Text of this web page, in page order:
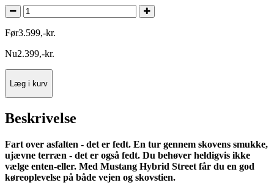
Før3.599,-kr.
Nu2.399,-kr.
Læg i kurv
Beskrivelse
Fart over asfalten - det er fedt. En tur gennem skovens smukke,
ujævne terræn - det er også fedt. Du behøver heldigvis ikke
vælge enten-eller. Med Mustang Hybrid Street får du en god
køreoplevelse på både vejen og skovstien.